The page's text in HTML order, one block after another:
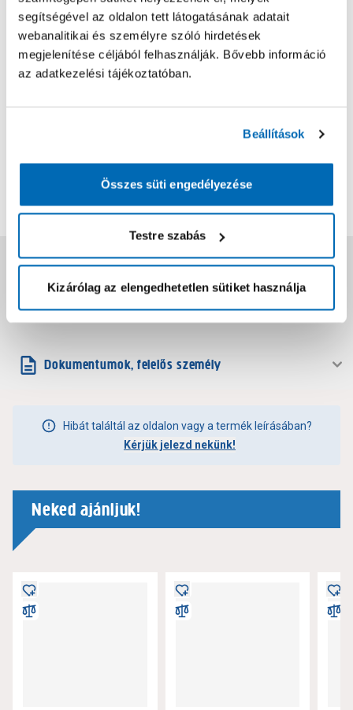
segítségével az oldalon tett látogatásának adatait
webanalitikai és személyre szóló hirdetések
megjelenítése céljából felhasználják. Bővebb információ
az adatkezelési tájékoztatóban.
Beállítások
Összes süti engedélyezése
Testre szabás
Kizárólag az elengedhetetlen sütiket használja
Értékelés írása
További értékelések
Jótállás, szavatosság
Csomagolási és súly információk
Dokumentumok, felelős személy
Hibát találtál az oldalon vagy a termék leírásában?
Kérjük jelezd nekünk!
Neked ajánljuk!